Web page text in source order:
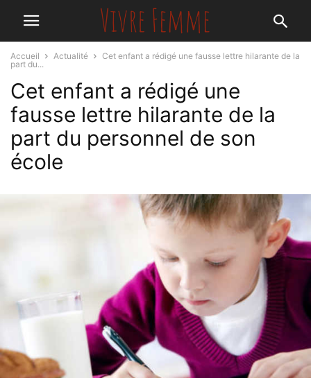
Accueil Actualité
Cet enfant a rédigé une fausse lettre hilarante de la
part du...
Cet enfant a rédigé une
fausse lettre hilarante de la
part du personnel de son
école